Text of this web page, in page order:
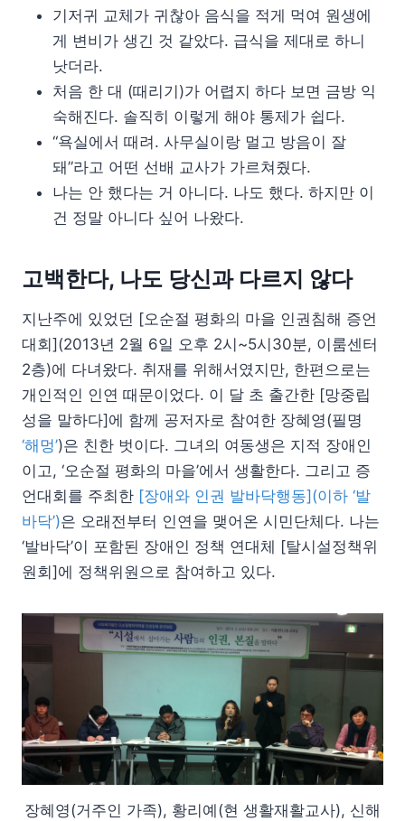
기저귀 교체가 귀찮아 음식을 적게 먹여 원생에
게 변비가 생긴 것 같았다. 급식을 제대로 하니
낫더라.
처음 한 대 (때리기)가 어렵지 하다 보면 금방 익
숙해진다. 솔직히 이렇게 해야 통제가 쉽다.
“욕실에서 때려. 사무실이랑 멀고 방음이 잘
돼”라고 어떤 선배 교사가 가르쳐줬다.
나는 안 했다는 거 아니다. 나도 했다. 하지만 이
건 정말 아니다 싶어 나왔다.
고백한다, 나도 당신과 다르지 않다
지난주에 있었던 [오순절 평화의 마을 인권침해 증언
대회](2013년 2월 6일 오후 2시~5시30분, 이룸센터
2층)에 다녀왔다. 취재를 위해서였지만, 한편으로는
개인적인 인연 때문이었다. 이 달 초 출간한 [망중립
성을 말하다]에 함께 공저자로 참여한 장혜영(필명
‘해멍’)은 친한 벗이다. 그녀의 여동생은 지적 장애인
이고, ‘오순절 평화의 마을’에서 생활한다. 그리고 증
언대회를 주최한 [장애와 인권 발바닥행동](이하 ‘발
바닥’)은 오래전부터 인연을 맺어온 시민단체다. 나는
‘발바닥’이 포함된 장애인 정책 연대체 [탈시설정책위
원회]에 정책위원으로 참여하고 있다.
장혜영(거주인 가족), 황리예(현 생활재활교사), 신해